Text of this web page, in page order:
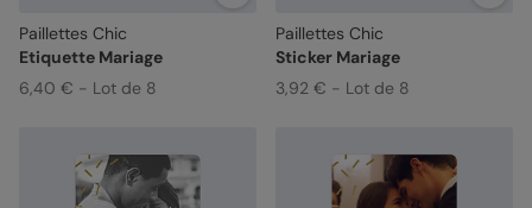
Paillettes Chic
Etiquette Mariage
6,40 € - Lot de 8
Paillettes Chic
Sticker Mariage
3,92 € - Lot de 8